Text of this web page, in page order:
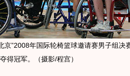
”2008年国际轮椅篮球邀请赛男子组决
得冠军。（摄影/程宫）